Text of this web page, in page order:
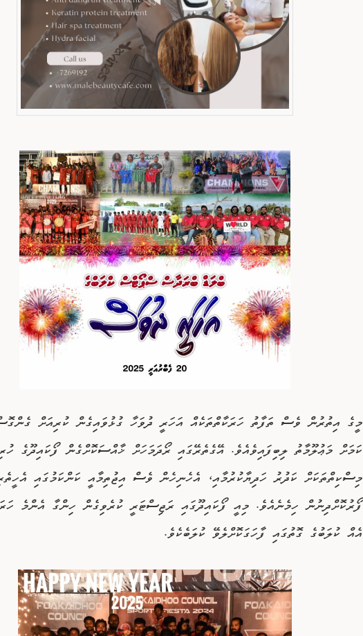
މީގެ އިތުރުން ވެސް ތަފާތު ހަރަކާތްތަކެއް އަހަރީ ދުވަހާ ގުޅުވައިގެން ކުރިއަށް
ކަމަށް މަޢުލޫމާތު ލިބިފައިވެއެވެ. އޭގެތެރޭގައި ރޯދަމަހަށް ޚާއްސަކޮށްގެން ފޯކައިދޫގެ
މިސްކިތްތަކަށް ކަދުރު ހަދިޔާކުރުމާއި، އެހެނިހެން ވެސް އިޖުތިމާއީ ކަންކަމުގައި
ފޯރުކޮށްދިނުން ހިމެނެއެވެ. މިއީ ފޯކައިދޫގައި ރަޖިސްޓަރީ ކުރެވިގެން ހިންގާ އެންމެ
އެއް ކުލަބުގެ ގޮތުގައި ފާހަގަކޮށްލެވޭ ކުލަބެކެވެ.